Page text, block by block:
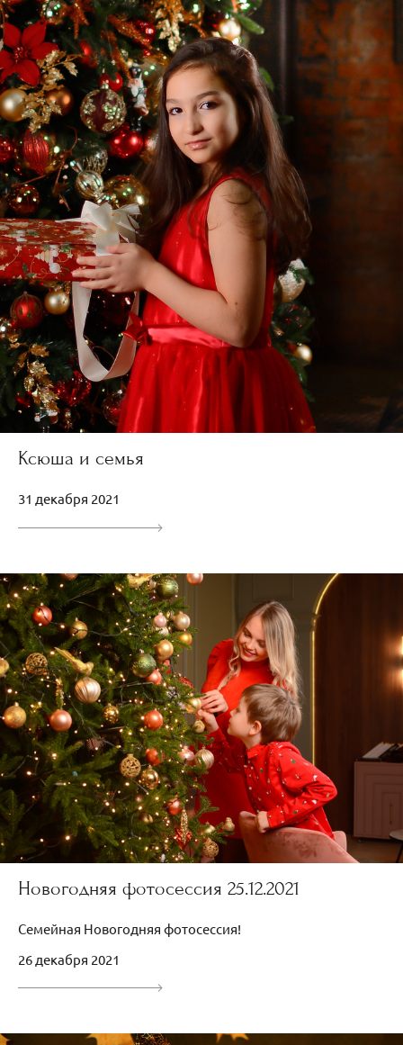
Ксюша и семья
31 декабря 2021
Новогодняя фотосессия 25.12.2021
Семейная Новогодняя фотосессия!
26 декабря 2021